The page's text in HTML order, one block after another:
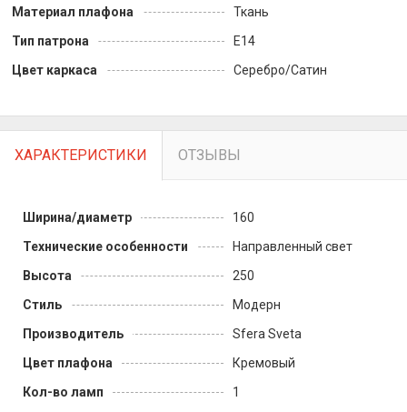
Материал плафона
Ткань
Тип патрона
E14
Цвет каркаса
Серебро/Сатин
ХАРАКТЕРИСТИКИ ОТЗЫВЫ
Ширина/диаметр
160
Технические особенности
Направленный свет
Высота
250
Стиль
Модерн
Производитель
Sfera Sveta
Цвет плафона
Кремовый
Кол-во ламп
1